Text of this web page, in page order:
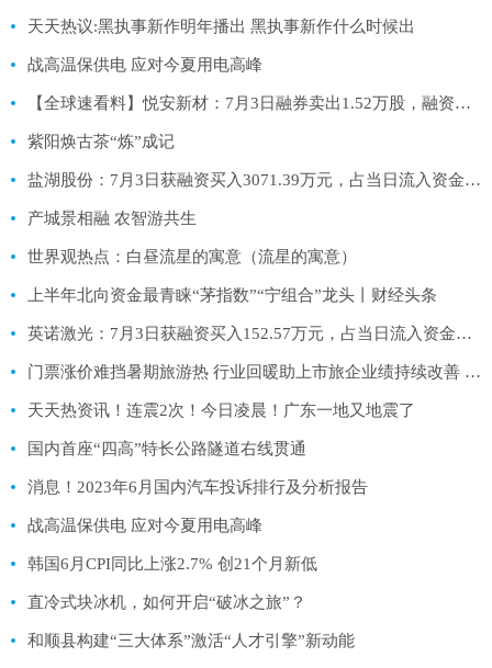
天天热议:黑执事新作明年播出 黑执事新作什么时候出
战高温保供电 应对今夏用电高峰
【全球速看料】悦安新材：7月3日融券卖出1.52万股，融资融券余额1.95亿元
紫阳焕古茶“炼”成记
盐湖股份：7月3日获融资买入3071.39万元，占当日流入资金比例17.65%
产城景相融 农智游共生
世界观热点：白昼流星的寓意（流星的寓意）
上半年北向资金最青睐“茅指数”“宁组合”龙头丨财经头条
英诺激光：7月3日获融资买入152.57万元，占当日流入资金比例4.66%
门票涨价难挡暑期旅游热 行业回暖助上市旅企业绩持续改善 快资讯
天天热资讯！连震2次！今日凌晨！广东一地又地震了
国内首座“四高”特长公路隧道右线贯通
消息！2023年6月国内汽车投诉排行及分析报告
战高温保供电 应对今夏用电高峰
韩国6月CPI同比上涨2.7% 创21个月新低
直冷式块冰机，如何开启“破冰之旅”？
和顺县构建“三大体系”激活“人才引擎”新动能